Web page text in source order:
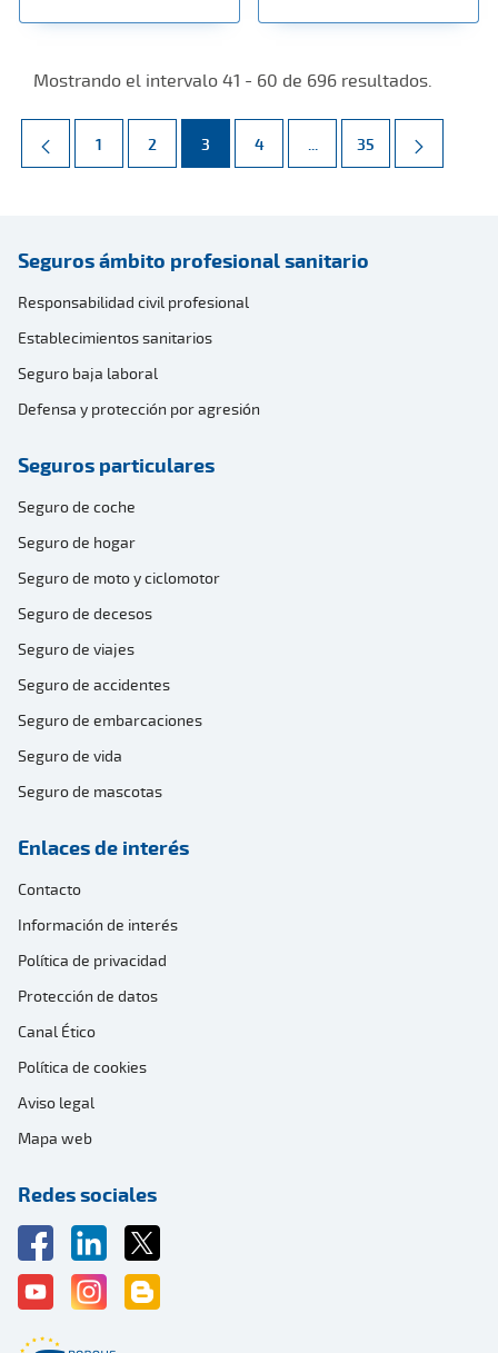
Mostrando el intervalo 41 - 60 de 696 resultados.
Página
1 Página
2 Página
3 Página
4 ... Páginas intermedias
Página
35
Seguros ámbito profesional sanitario
Responsabilidad civil profesional
Establecimientos sanitarios
Seguro baja laboral
Defensa y protección por agresión
Seguros particulares
Seguro de coche
Seguro de hogar
Seguro de moto y ciclomotor
Seguro de decesos
Seguro de viajes
Seguro de accidentes
Seguro de embarcaciones
Seguro de vida
Seguro de mascotas
Enlaces de interés
Contacto
Información de interés
Política de privacidad
Protección de datos
Canal Ético
Política de cookies
Aviso legal
Mapa web
Redes sociales